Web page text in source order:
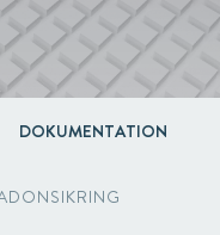
DOKUMENTATION